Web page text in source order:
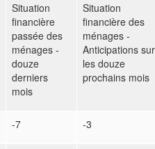
Situation
financière
passée des
ménages -
douze
derniers
mois
Situation
financière des
ménages -
Anticipations sur
les douze
prochains mois
-7 -3